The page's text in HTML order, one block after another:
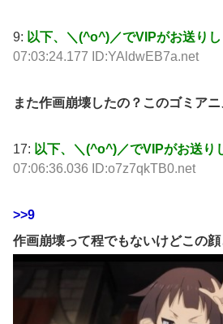
9: 以下、＼(^o^)／でVIPがお送り
07:03:24.177 ID:YAldwEB7a.net
また作画崩壊したの？このゴミアニ
17: 以下、＼(^o^)／でVIPがお送り
07:06:36.036 ID:o7z7qkTB0.net
>>9
作画崩壊って程でもないけどこの